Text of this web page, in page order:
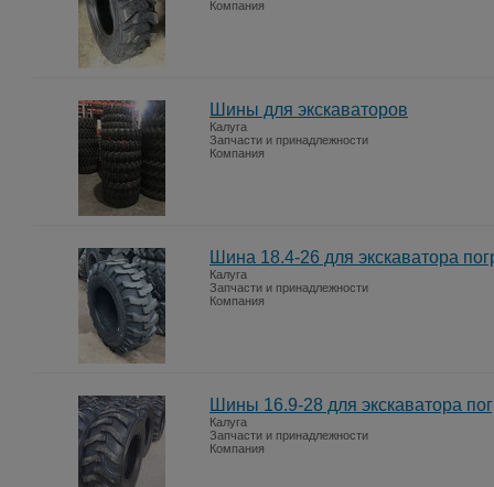
Компания
Шины для экскаваторов
Калуга
Запчасти и принадлежности
Компания
Шина 18.4-26 для экскаватора
Калуга
Запчасти и принадлежности
Компания
Шины 16.9-28 для экскаватора
Калуга
Запчасти и принадлежности
Компания